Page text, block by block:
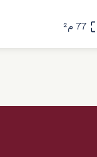
77 م²